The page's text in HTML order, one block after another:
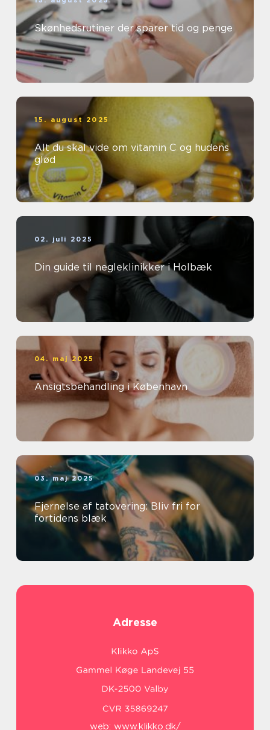
Skønhedsrutiner der sparer tid og penge
15. august 2025
Alt du skal vide om vitamin C og hudens
glød
02. juli 2025
Din guide til negleklinikker i Holbæk
04. maj 2025
Ansigtsbehandling i København
03. maj 2025
Fjernelse af tatovering: Bliv fri for
fortidens blæk
Adresse
web: www.klikko.dk/